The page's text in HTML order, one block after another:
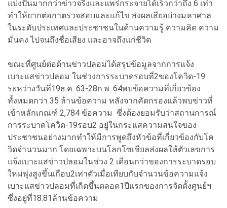
แบ่งปันมากกว่าข่าวจริงและแพร่กระจายได้เร็วกว่าถึง 6 เท่า
ทำให้ยากต่อกาตรวจสอบและแก้ไข ส่งผลเสียอย่างมหาศาล
ในระดับประเทศและประชาชนในด้านความรู้ ความคิด ความ
มั่นคง ไปจนถึงชื่อเสียง และอาจถึงแก่ชีวิต
ขณะที่ศูนย์ต่อต้านข่าวปลอมได้สรุปข้อมูลจากการแจ้ง
เบาะแสข่าวปลอม ในช่วงการระบาดรอบที่2ของโควิด-19
ระหว่างวันที่19ธ.ค. 63-28ก.พ. 64พบข้อความที่เกี่ยวข้อง
ทั้งหมดกว่า 35 ล้านข้อความ หลังจากคัดกรองแล้วพบข่าวที่
เข้าหลักเกณฑ์ 2,784 ข้อความ ซึ่งต้องยอมรับว่าสถานการณ์
การระบาดโควิด-19รอบ2 อยู่ในกระแสความสนใจของ
ประชาชนอย่างมากทำให้มีการพูดถึงหัวข้อที่เกี่ยวข้องกับโค
วิดจำนวนมาก โดยเฉพาะบนโลกโซเชียลส่งผลให้ตัวเลขการ
แจ้งเบาะแสข่าวปลอมในช่วง 2 เดือนกว่าของการระบาดรอบ
ใหม่พุ่งสูงขึ้นเกือบ2เท่าตัวเมื่อเทียบกับจำนวนข้อความแจ้ง
เบาะแสข่าวปลอมที่เกิดขึ้นตลอด1ปีแรกของการจัดตั้งศูนย์ฯ
ซึ่งอยู่ที่18.81ล้านข้อความ